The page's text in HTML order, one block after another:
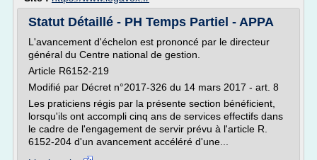
Statut Détaillé - PH Temps Partiel - APPA
L'avancement d'échelon est prononcé par le directeur
général du Centre national de gestion.
Article R6152-219
Modifié par Décret n°2017-326 du 14 mars 2017 - art. 8
Les praticiens régis par la présente section bénéficient,
lorsqu'ils ont accompli cinq ans de services effectifs dans
le cadre de l'engagement de servir prévu à l'article R.
6152-204 d'un avancement accéléré d'une...